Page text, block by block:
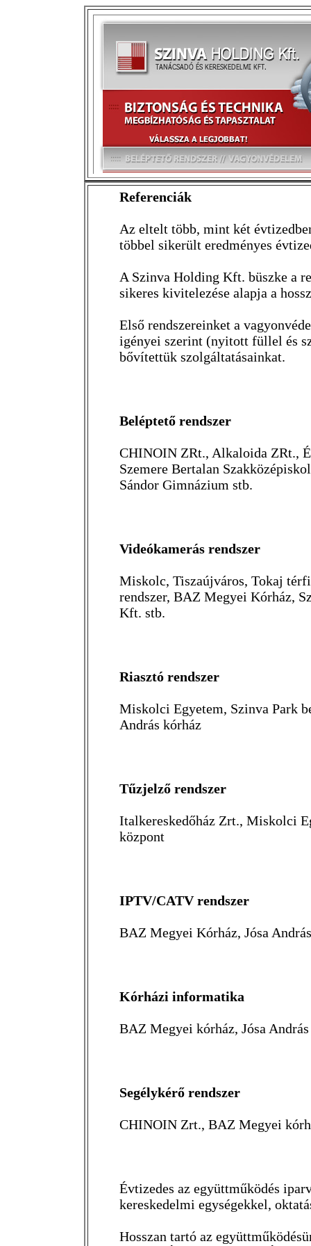
Referenciák
Az eltelt több, mint két
többel sikerült eredményes
A Szinva Holding Kft. büszke a
sikeres kivitelezése alapja a
Első rendszereinket a
igényei szerint (nyitott füllel és
bővítettük szolgáltatásainkat.
Beléptető rendszer
CHINOIN ZRt., Alkaloida ZRt.,
Szemere Bertalan
Sándor Gimnázium stb.
Videókamerás rendszer
Miskolc, Tiszaújváros, Tokaj
rendszer, BAZ Megyei Kórház,
Kft. stb.
Riasztó rendszer
Miskolci Egyetem, Szinva Park
András kórház
Tűzjelző rendszer
Italkereskedőház Zrt., Miskolci
központ
IPTV/CATV rendszer
BAZ Megyei Kórház, Jósa
Kórházi informatika
BAZ Megyei kórház, Jósa
Segélykérő rendszer
CHINOIN Zrt., BAZ Megyei
Évtizedes az együttműködés
kereskedelmi egységekkel,
Hosszan tartó az